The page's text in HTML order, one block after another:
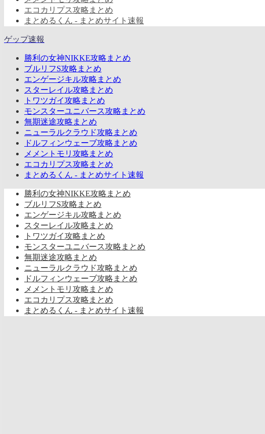
エコカリプス攻略まとめ
まとめるくん - まとめサイト速報
ゲップ速報
勝利の女神NIKKE攻略まとめ
ブルリフS攻略まとめ
エンゲージキル攻略まとめ
スターレイル攻略まとめ
トワツガイ攻略まとめ
モンスターユニバース攻略まとめ
無期迷途攻略まとめ
ニューラルクラウド攻略まとめ
ドルフィンウェーブ攻略まとめ
メメントモリ攻略まとめ
エコカリプス攻略まとめ
まとめるくん - まとめサイト速報
勝利の女神NIKKE攻略まとめ
ブルリフS攻略まとめ
エンゲージキル攻略まとめ
スターレイル攻略まとめ
トワツガイ攻略まとめ
モンスターユニバース攻略まとめ
無期迷途攻略まとめ
ニューラルクラウド攻略まとめ
ドルフィンウェーブ攻略まとめ
メメントモリ攻略まとめ
エコカリプス攻略まとめ
まとめるくん - まとめサイト速報